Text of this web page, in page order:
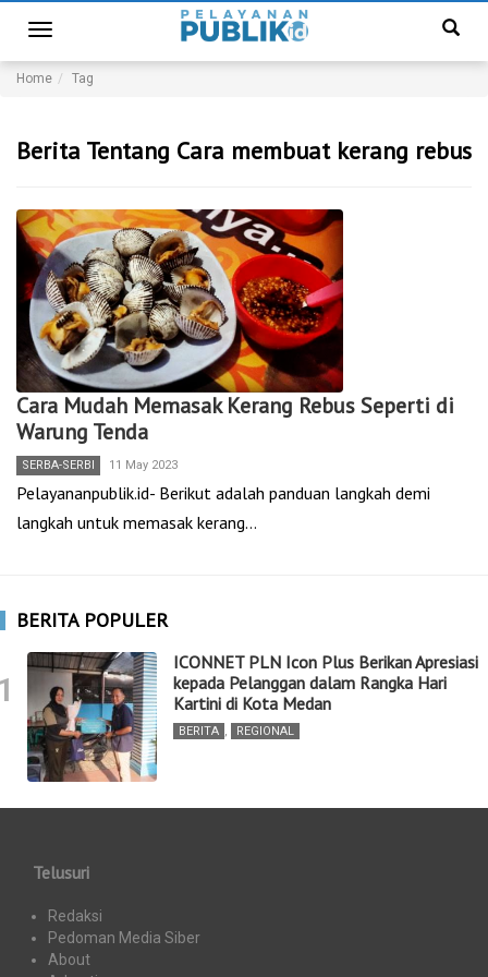
Toggle
navigation
Home Tag
Berita Tentang Cara membuat kerang rebus
Cara Mudah Memasak Kerang Rebus Seperti di
Warung Tenda
SERBA-SERBI 11 May 2023
Pelayananpublik.id- Berikut adalah panduan langkah demi
langkah untuk memasak kerang…
BERITA POPULER
ICONNET PLN Icon Plus Berikan Apresiasi
kepada Pelanggan dalam Rangka Hari
Kartini di Kota Medan
BERITA , REGIONAL
Telusuri
Redaksi
Pedoman Media Siber
About